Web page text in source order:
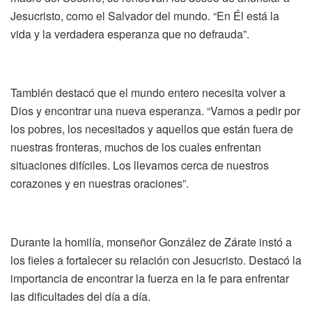
Jesucristo, como el Salvador del mundo. “En Él está la
vida y la verdadera esperanza que no defrauda”.
También destacó que el mundo entero necesita volver a
Dios y encontrar una nueva esperanza. “Vamos a pedir por
los pobres, los necesitados y aquellos que están fuera de
nuestras fronteras, muchos de los cuales enfrentan
situaciones difíciles. Los llevamos cerca de nuestros
corazones y en nuestras oraciones”.
Durante la homilía, monseñor González de Zárate instó a
los fieles a fortalecer su relación con Jesucristo. Destacó la
importancia de encontrar la fuerza en la fe para enfrentar
las dificultades del día a día.